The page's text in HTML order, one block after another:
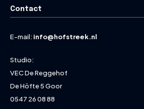
Contact
E-mail: info@hofstreek.nl
Studio:
VEC De Reggehof
De Höfte 5 Goor
0547 26 08 88